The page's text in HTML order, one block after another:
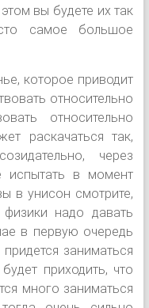
вы будете их так
самое большое
которое приводит
относительно
относительно
раскачаться так,
через
испытать в момент
в унисон смотрите,
надо давать
в первую очередь
заниматься
приходить, что
много заниматься